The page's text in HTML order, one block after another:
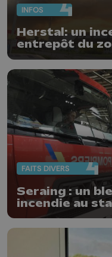
INFOS
Herstal: un
entrepôt du
FAITS DIVERS
Seraing : un
incendie au